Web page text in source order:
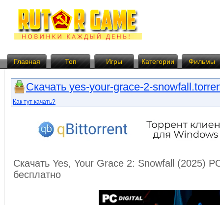
Главная Топ Игры Категории Фильмы
Скачать yes-your-grace-2-
Как тут качать?
Скачать Yes, Your Grace 2: Snowfall (2025)
бесплатно